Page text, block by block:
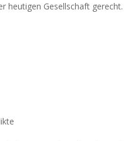
heuti­gen Gesellschaft